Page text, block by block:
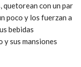
con un par
poco y los fuerzan a
bebidas
y sus mansiones